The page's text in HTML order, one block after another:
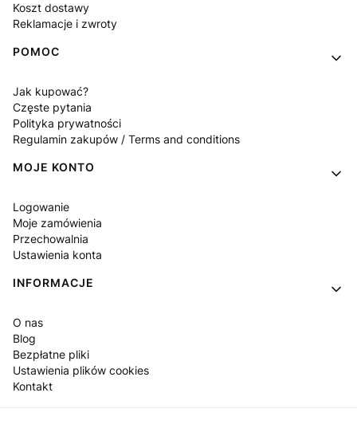
Koszt dostawy
Reklamacje i zwroty
POMOC
Jak kupować?
Częste pytania
Polityka prywatności
Regulamin zakupów / Terms and conditions
MOJE KONTO
Logowanie
Moje zamówienia
Przechowalnia
Ustawienia konta
INFORMACJE
O nas
Blog
Bezpłatne pliki
Ustawienia plików cookies
Kontakt